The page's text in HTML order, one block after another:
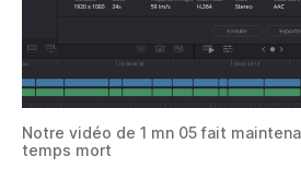
Notre vidéo de 1 mn 05 fait
temps mort